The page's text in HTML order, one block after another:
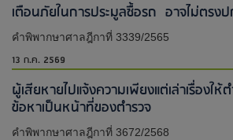
เตือนภัยในการประมูลซื้อรถ อาจไม่ตรง
คำพิพากษาศาลฎีกาที่ 3339/2565
13 ก.ค. 2569
ผู้เสียหายไปแจ้งความเพียงแต่เล่าเรื่องใ
ข้อหาเป็นหน้าที่ของตำรวจ
คำพิพากษาศาลฎีกาที่ 3672/2568